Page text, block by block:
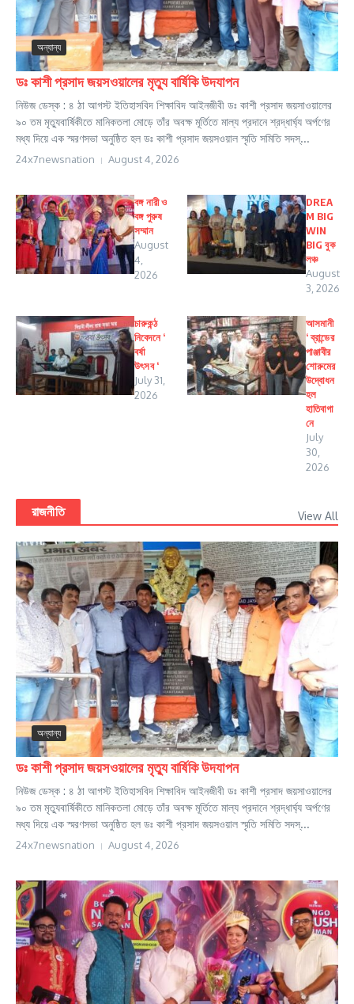
অন্যান্য
ডঃ কাশী প্রসাদ জয়সওয়ালের মৃত্যু বার্ষিকি উদযাপন
নিউজ ডেস্ক : ৪ ঠা আগস্ট ইতিহাসবিদ শিক্ষাবিদ আইনজীবী ডঃ কাশী প্রসাদ জয়সাওয়ালের
৯০ তম মৃত্যুবার্ষিকীতে মানিকতলা মোড়ে তাঁর অবক্ষ মূর্তিতে মাল্য প্রদানে শ্রদ্ধার্ঘ্য অর্পণের
মধ্য দিয়ে এক স্মরণসভা অনুষ্ঠিত হল ডঃ কাশী প্রসাদ জয়সওয়াল স্মৃতি সমিতি সদস্...
24x7newsnation August 4, 2026
বঙ্গ নারী ও
বঙ্গ পুরুষ
সম্মান
August
4,
2026
DREA
M BIG
WIN
BIG বুক
লঞ্চ
August
3, 2026
চারুকন্ঠ
নিবেদনে ‘
বর্ষা
উৎসব ‘
July 31,
2026
আসমানী
‘ ব্রান্ডের
পাঞ্জাবীর
শোরুমের
উদ্বোধন
হল
হাতিবাগা
নে
July
30,
2026
রাজনীতি View All
অন্যান্য
ডঃ কাশী প্রসাদ জয়সওয়ালের মৃত্যু বার্ষিকি উদযাপন
নিউজ ডেস্ক : ৪ ঠা আগস্ট ইতিহাসবিদ শিক্ষাবিদ আইনজীবী ডঃ কাশী প্রসাদ জয়সাওয়ালের
৯০ তম মৃত্যুবার্ষিকীতে মানিকতলা মোড়ে তাঁর অবক্ষ মূর্তিতে মাল্য প্রদানে শ্রদ্ধার্ঘ্য অর্পণের
মধ্য দিয়ে এক স্মরণসভা অনুষ্ঠিত হল ডঃ কাশী প্রসাদ জয়সওয়াল স্মৃতি সমিতি সদস্...
24x7newsnation August 4, 2026